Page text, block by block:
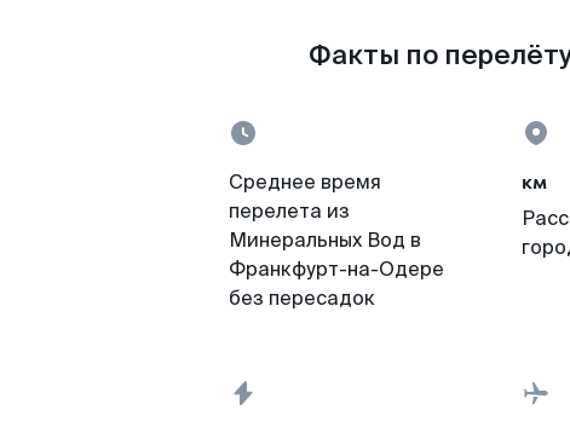
Факты по
Среднее время
перелета из
Минеральных Вод в
Франкфурт-на-Одере
без пересадок
км